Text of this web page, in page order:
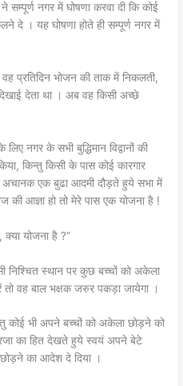
सम्पूर्ण नगर में घोषणा करवा दी कि कोई
दे । यह घोषणा होते ही सम्पूर्ण नगर में
प्रतिदिन भोजन की ताक में निकलती,
देता था । अब वह किसी अच्छे
नगर के सभी बुद्धिमान विद्वानों की
किन्तु किसी के पास कोई कारगार
अचानक एक बुढा आदमी दौड़ते हुये सभा में
की आज्ञा हो तो मेरे पास एक योजना है !
योजना है ?”
निश्चित स्थान पर कुछ बच्चों को अकेला
वह बाल भक्षक जरुर पकड़ा जायेगा ।
कोई भी अपने बच्चों को अकेला छोड़ने को
का हित देखते हुये स्वयं अपने बेटे
का आदेश दे दिया ।